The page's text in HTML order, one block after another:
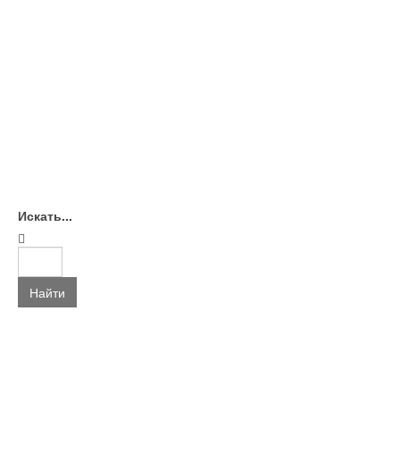
Искать...
Найти